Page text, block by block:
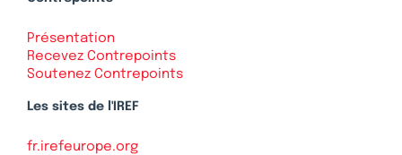
Présentation
Recevez Contrepoints
Soutenez Contrepoints
Les sites de l'IREF
fr.irefeurope.org